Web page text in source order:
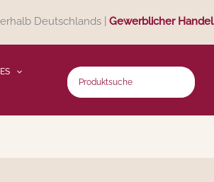
Deutschlands | Gewerblicher Handel